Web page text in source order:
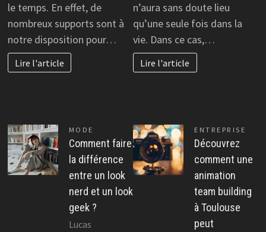
le temps. En effet, de
nombreux supports sont à
notre disposition pour…
Lire l'article
n’aura sans doute lieu
qu’une seule fois dans la
vie. Dans ce cas,…
Lire l'article
MODE
Comment faire
la différence
entre un look
nerd et un look
geek ?
Lucas
ENTREPRISE
Découvrez
comment une
animation
team building
à Toulouse
peut